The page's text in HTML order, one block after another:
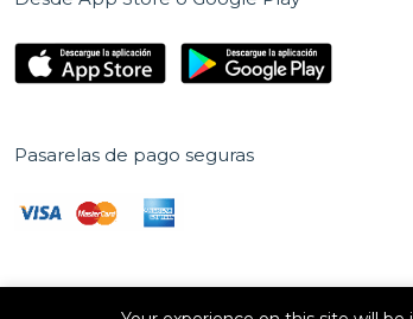
Pasarelas de pago seguras